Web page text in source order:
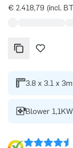
€ 2.418,79 (incl.
3.8 x 3.1 x 3m
Blower 1,1KW